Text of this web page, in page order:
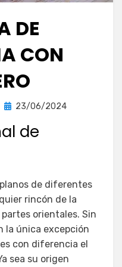
DE
CON
Publicada
23/06/2024
de
de diferentes
rincón de la
orientales. Sin
la única excepción
con diferencia el
sea su origen